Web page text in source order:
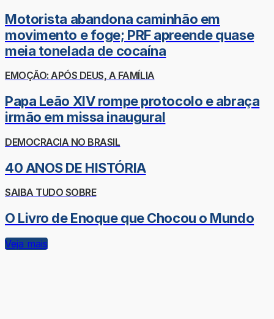
Motorista abandona caminhão em
movimento e foge; PRF apreende quase
meia tonelada de cocaína
EMOÇÃO: APÓS DEUS, A FAMÍLIA
Papa Leão XIV rompe protocolo e abraça
irmão em missa inaugural
DEMOCRACIA NO BRASIL
40 ANOS DE HISTÓRIA
SAIBA TUDO SOBRE
O Livro de Enoque que Chocou o Mundo
Veja mais